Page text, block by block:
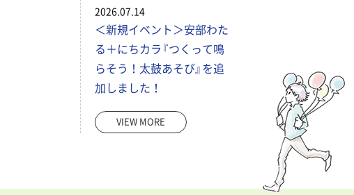
2026.07.14
＜新規イベント＞安部わた
る＋にちカラ『つくって鳴
らそう！太鼓あそび』を追
加しました！
VIEW MORE